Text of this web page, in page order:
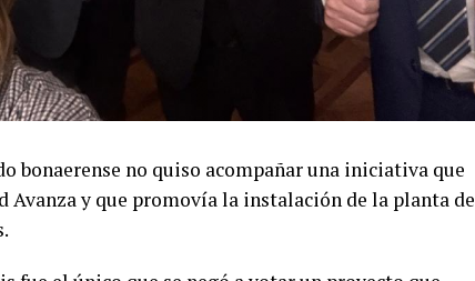
bonaerense no quiso acompañar una iniciativa que
Avanza y que promovía la instalación de la planta de